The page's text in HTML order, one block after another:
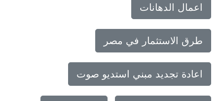
اعمال الدهانات
طرق الاستثمار في مصر
اعادة تجديد مبني استديو صوت